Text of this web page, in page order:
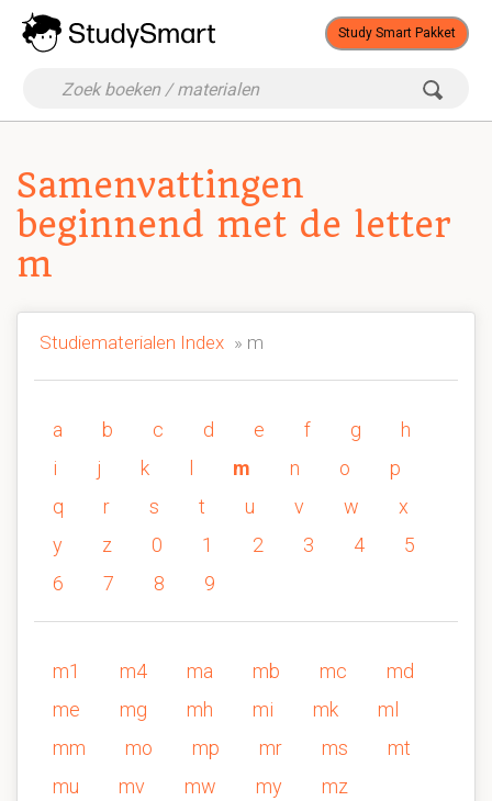
Study Smart Pakket
Samenvattingen
beginnend met de letter
m
Studiematerialen Index » m
a b c d e f g
h
i
j k m n o
p
q
r s t u v w
x
y
z 0 1 2 3 4
5
6
7 8 9
m1 m4 ma mb mc
md
me
mg mh mi mk
ml
mm
mo mp mr ms
mt
mu
mv mw my mz